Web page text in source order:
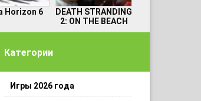
Horizon 6
DEATH STRANDING
2: ON THE BEACH
Категории
Игры 2026 года